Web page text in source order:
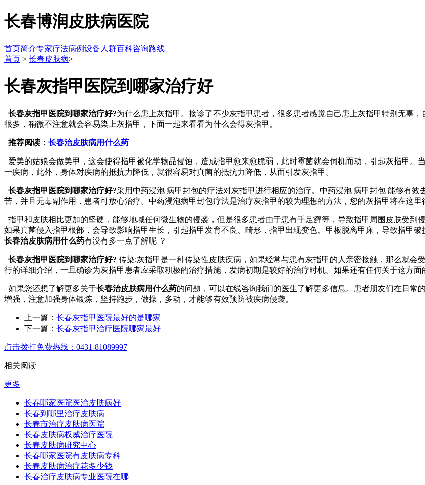
长春博润皮肤病医院
首页简介专家疗法病例设备 人群百科咨询路线
首页 > 长春皮肤病>
长春灰指甲医院到哪家治疗好
长春灰指甲医院到哪家治疗好?为什么患上灰指甲。接诊了不少灰指甲患者，很多患者感觉自己患上灰指甲特别无辜
很多，稍微不注意就会容易染上灰指甲，下面一起来看看为什么会得灰指甲。
推荐阅读： 长春治皮肤病用什么药
爱美的姑娘会做美甲，这会使得指甲被化学物品侵蚀，造成指甲愈来愈脆弱，此时霉菌就会伺机而动，引起灰指甲
一疾病，此外，身体对疾病的抵抗力降低，就很容易对真菌的抵抗力降低，从而引发灰指甲。
长春灰指甲医院到哪家治疗好?采用中药浸泡 病甲封包的疗法对灰指甲进行相应的治疗。中药浸泡 病甲封包 能够有
苦，并且无毒副作用，患者可放心治疗。中药浸泡病甲封包疗法是治疗灰指甲的较为理想的方法，您的灰指甲将在这里
指甲和皮肤相比更加的坚硬，能够地域任何微生物的侵袭，但是很多患者由于患有手足癣等，导致指甲周围皮肤受到
如果真菌侵入指甲根部，会导致影响指甲生长，引起指甲发育不良、畸形，指甲出现变色、甲板脱离甲床，导致指甲
长春治皮肤病用什么药有没有多一点了解呢 ？
长春灰指甲医院到哪家治疗好? 传染;灰指甲是一种传染性皮肤疾病，如果经常与患有灰指甲的人亲密接触，那么就
行的详细介绍，一旦确诊为灰指甲患者应采取积极的治疗措施，发病初期是较好的治疗时机。如果还有任何关于这方面
如果您还想了解更多关于长春治皮肤病用什么药的问题，可以在线咨询我们的医生了解更多信息。患者朋友们在日
增强，注意加强身体锻炼，坚持跑步，做操，多动，才能够有效预防被疾病侵袭。
上一篇： 长春灰指甲医院最好的是哪家
下一篇： 长春灰指甲治疗医院哪家最好
点击拨打免费热线：0431-81089997
相关阅读
更多
长春哪家医院医治皮肤病好
长春到哪里治疗皮肤病
长春市治疗皮肤病医院
长春皮肤病权威治疗医院
长春皮肤病研究中心
长春哪家医院有皮肤病专科
长春皮肤病治疗花多少钱
长春治疗皮肤病专业医院在哪